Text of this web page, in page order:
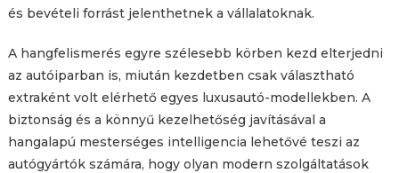
és bevételi forrást jelenthetnek a vállalatoknak.
A hangfelismerés egyre szélesebb körben kezd elterjedni
az autóiparban is, miután kezdetben csak választható
extraként volt elérhető egyes luxusautó-modellekben. A
biztonság és a könnyű kezelhetőség javításával a
hangalapú mesterséges intelligencia lehetővé teszi az
autógyártók számára, hogy olyan modern szolgáltatások